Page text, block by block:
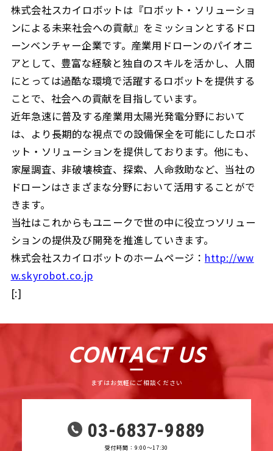
株式会社スカイロボットは『ロボット・ソリューショ
ンによる未来社会への貢献』をミッションとするドロ
ーンベンチャー企業です。産業用ドローンのパイオニ
アとして、豊富な経験と独自のスキルを活かし、人間
にとっては過酷な環境で活躍するロボットを提供する
ことで、社会への貢献を目指しています。
近年急速に普及する産業用太陽光発電分野において
は、より長期的な視点での設備保全を可能にしたロボ
ット・ソリューションを提供しております。他にも、
家屋調査、非破壊検査、探索、人命救助など、当社の
ドローンはさまざまな分野において活用することがで
きます。
当社はこれからもユニークで世の中に役立つソリュー
ションの提供及び開発を推進していきます。
株式会社スカイロボットのホームページ： http://ww
w.skyrobot.co.jp
[:]
CONTACT US
まずはお気軽にご相談ください
03-6837-9889
受付時間：9:00〜17:30